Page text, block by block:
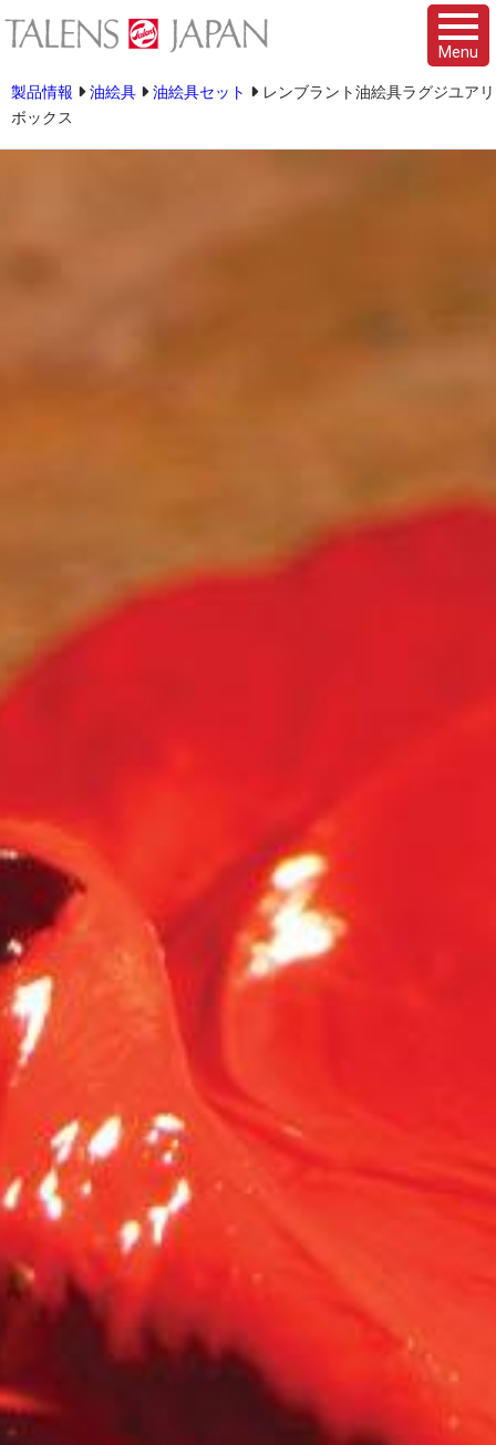
Menu
製品情報 油絵具 油絵具セット
レンブラント油絵具ラグジユアリ
ボックス